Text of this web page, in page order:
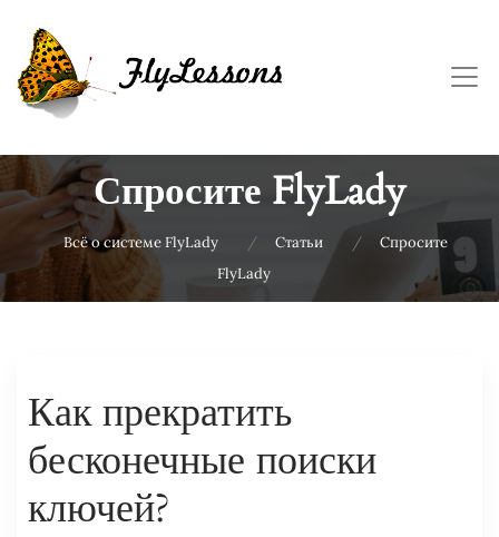
Спросите FlyLady
Всё о системе FlyLady Статьи
Спросите
FlyLady
Как прекратить
бесконечные поиски
ключей?